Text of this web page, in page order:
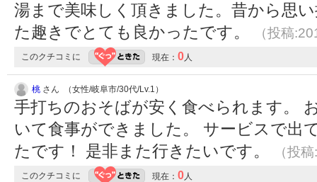
湯まで美味しく頂きました。昔から思
た趣きでとても良かったです。
（投稿
このクチコミに 現在： 0人
桃 さん （女性/岐阜市/30代/Lv.1）
手打ちのおそばが安く食べられます。
いて食事ができました。 サービスで出
たです！ 是非また行きたいです。
（投
このクチコミに 現在： 0人